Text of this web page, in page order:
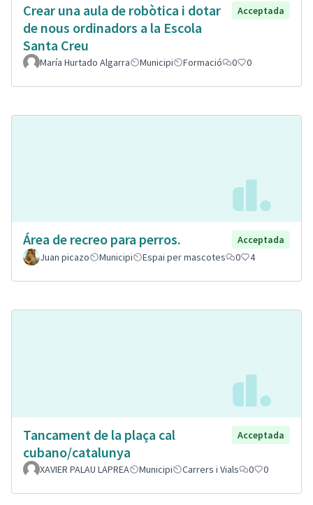
Crear una aula de robòtica i dotar
de nous ordinadors a la Escola
Santa Creu
Acceptada
María Hurtado Algarra Municipi Formació 0 0
Área de recreo para perros.
Acceptada
Juan picazo
Municipi Espai per mascotes 0 4
Tancament de la plaça cal
cubano/catalunya
Acceptada
XAVIER PALAU LAPREA Municipi Carrers i Vials 0 0